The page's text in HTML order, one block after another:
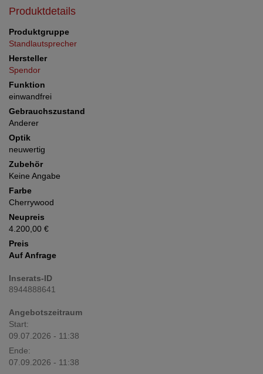
Produktdetails
Produktgruppe
Standlautsprecher
Hersteller
Spendor
Funktion
einwandfrei
Gebrauchszustand
Anderer
Optik
neuwertig
Zubehör
Keine Angabe
Farbe
Cherrywood
Neupreis
4.200,00 €
Preis
Auf Anfrage
Inserats-ID
8944888641
Angebotszeitraum
Start:
09.07.2026 - 11:38
Ende:
07.09.2026 - 11:38